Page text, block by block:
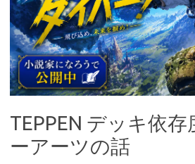
TEPPEN デッキ依存
ーアーツの話